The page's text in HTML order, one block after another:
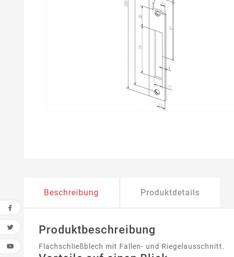
Beschreibung Produktdetails
Produktbeschreibung
Flachschließblech mit Fallen- und Riegelausschnitt.